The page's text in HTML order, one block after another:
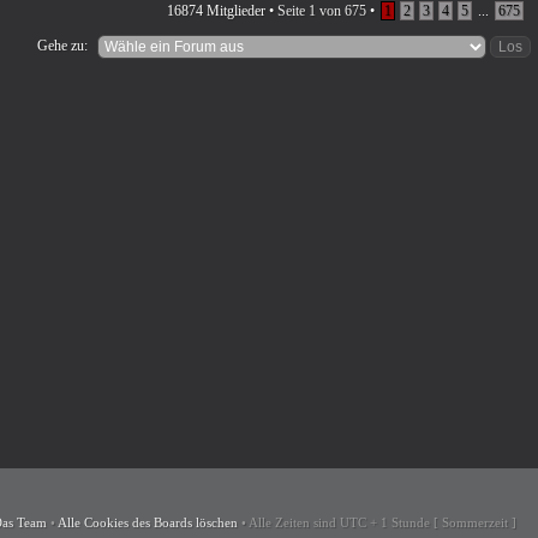
16874 Mitglieder • Seite 1 von 675 • 1 2 3 4 5 ... 675
Gehe zu:
Team • Alle Cookies des Boards löschen • Alle Zeiten sind UTC + 1 Stunde [ Sommerzeit ]